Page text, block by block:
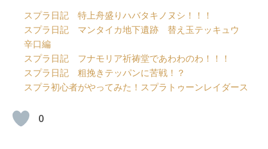
スプラ日記 特上舟盛りハバタキノヌシ！！！
スプラ日記 マンタイカ地下遺跡 替え玉テッキュウ
辛口編
スプラ日記 フナモリア祈祷堂であわわのわ！！！
スプラ日記 粗挽きテッパンに苦戦！？
スプラ初心者がやってみた！スプラトゥーンレイダース
0